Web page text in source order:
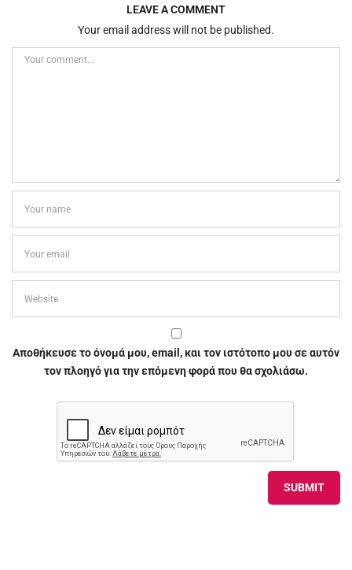
LEAVE A COMMENT
Your email address will not be published.
Αποθήκευσε το όνομά μου, email, και τον ιστότοπο μου σε αυτόν
τον πλοηγό για την επόμενη φορά που θα σχολιάσω.